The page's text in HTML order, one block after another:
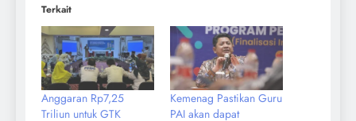
Terkait
Anggaran Rp7,25
Triliun untuk GTK
Kemenag Pastikan Guru
PAI akan dapat